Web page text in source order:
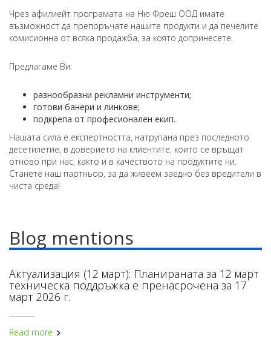
Чрез афилиейт програмата на Ню Фреш ООД имате
възможност да препоръчате нашите продукти и да печелите
комисионна от всяка продажба, за която допринесете.
Предлагаме Ви:
разнообразни рекламни инструменти;
готови банери и линкове;
подкрепа от професионален екип.
Нашата сила е експертността, натрупана през последното
десетилетие, в доверието на клиентите, които се връщат
отново при нас, както и в качеството на продуктите ни.
Станете наш партньор, за да живеем заедно без вредители в
чиста среда!
Blog mentions
Актуализация (12 март): Планираната за 12 март
техническа поддръжка е пренасрочена за 17
март 2026 г.
Read more